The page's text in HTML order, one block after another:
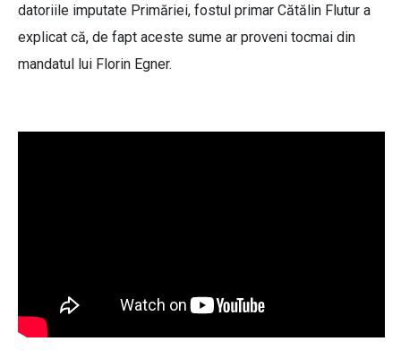
datoriile imputate Primăriei, fostul primar Cătălin Flutur a
explicat că, de fapt aceste sume ar proveni tocmai din
mandatul lui Florin Egner.